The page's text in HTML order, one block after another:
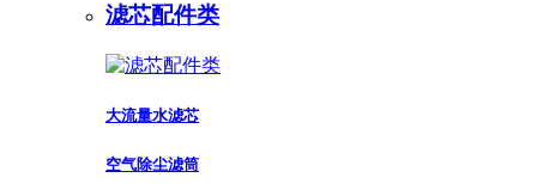
滤芯配件类
大流量水滤芯
空气除尘滤筒